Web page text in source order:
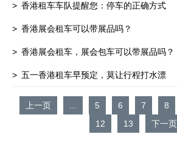
香港租车车队提醒您：停车的正确方式
香港展会租车可以带展品吗？
香港展会租车，展会包车可以带展品吗？
五一香港租车早预定，莫让行程打水漂
上一页 ... 5 6 7 8
12
13 下一页